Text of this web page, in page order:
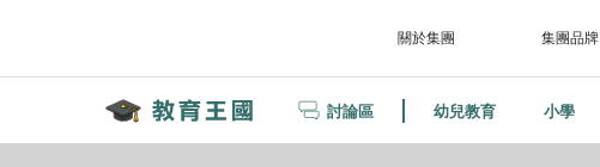
關於集團 集團品牌
討論區 幼兒教育 小學